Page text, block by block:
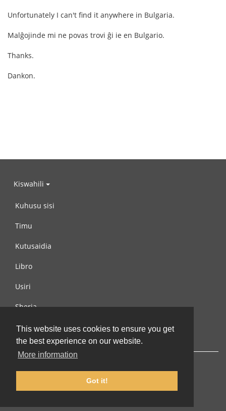
This website uses cookies to ensure you get
the best experience on our website.
More information
Got it!
Unfortunately I can't find it anywhere in Bulgaria.
Malĝojinde mi ne povas trovi ĝi ie en Bulgario.
Thanks.
Dankon.
Kiswahili
Kuhusu sisi
Timu
Kutusaidia
Libro
Usiri
Sheria
Wasiliana na si
© 2002-2026 lernu.net |Impressum